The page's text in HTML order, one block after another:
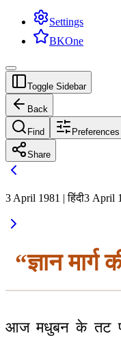
Settings
BKOne
Toggle Sidebar
Back
Find Preferences
Share
3 April 1981 | हिंदी3 April
“ज्ञान मार्ग
आज मधुबन के तट